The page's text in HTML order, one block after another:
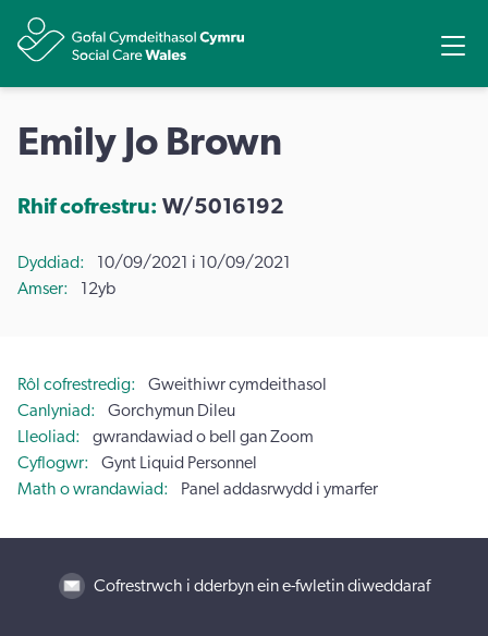
Emily Jo Brown
Rhif cofrestru: W/5016192
Dyddiad
10/09/2021 i 10/09/2021
Amser
12yb
Rôl cofrestredig
Gweithiwr cymdeithasol
Canlyniad
Gorchymun Dileu
Lleoliad
gwrandawiad o bell gan Zoom
Cyflogwr
Gynt Liquid Personnel
Math o wrandawiad
Panel addasrwydd i ymarfer
Cofrestrwch i dderbyn ein e-fwletin diweddaraf